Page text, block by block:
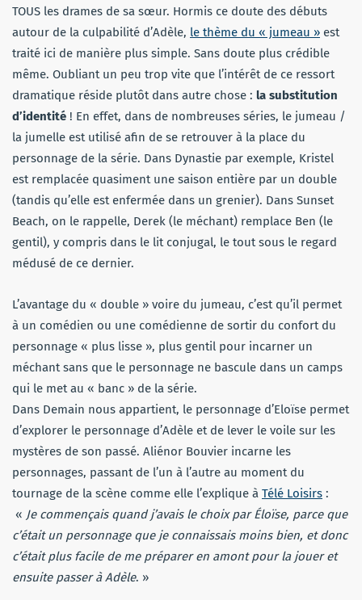
TOUS les drames de sa sœur. Hormis ce doute des débuts
autour de la culpabilité d’Adèle, le thème du « jumeau » est
traité ici de manière plus simple. Sans doute plus crédible
même. Oubliant un peu trop vite que l’intérêt de ce ressort
dramatique réside plutôt dans autre chose : la substitution
d’identité ! En effet, dans de nombreuses séries, le jumeau /
la jumelle est utilisé afin de se retrouver à la place du
personnage de la série. Dans Dynastie par exemple, Kristel
est remplacée quasiment une saison entière par un double
(tandis qu’elle est enfermée dans un grenier). Dans Sunset
Beach, on le rappelle, Derek (le méchant) remplace Ben (le
gentil), y compris dans le lit conjugal, le tout sous le regard
médusé de ce dernier.
L’avantage du « double » voire du jumeau, c’est qu’il permet
à un comédien ou une comédienne de sortir du confort du
personnage « plus lisse », plus gentil pour incarner un
méchant sans que le personnage ne bascule dans un camps
qui le met au « banc » de la série.
Dans Demain nous appartient, le personnage d’Eloïse permet
d’explorer le personnage d’Adèle et de lever le voile sur les
mystères de son passé. Aliénor Bouvier incarne les
personnages, passant de l’un à l’autre au moment du
tournage de la scène comme elle l’explique à Télé Loisirs :
« Je commençais quand j’avais le choix par Éloïse, parce que
c’était un personnage que je connaissais moins bien, et donc
c’était plus facile de me préparer en amont pour la jouer et
ensuite passer à Adèle. »